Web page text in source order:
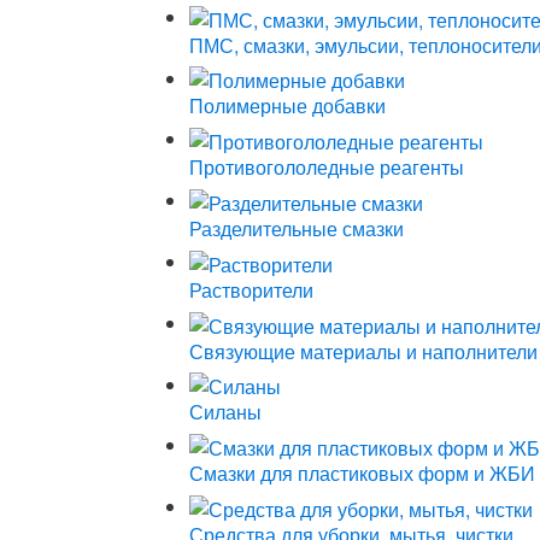
ПМС, смазки, эмульсии,
Полимерные добавки
Противогололедные реагенты
Разделительные смазки
Растворители
Связующие материалы и наполнители
Силаны
Смазки для пластиковых форм и ЖБИ